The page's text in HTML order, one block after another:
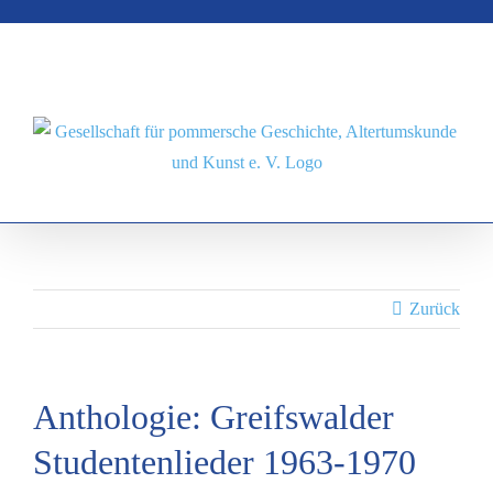
Zurück
Anthologie: Greifswalder
Studentenlieder 1963-1970